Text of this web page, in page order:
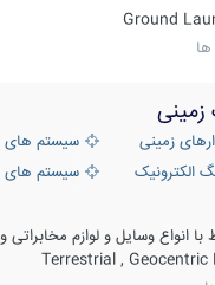
Ground
زمینی
سیستم های
سیستم های
انواع وسایل و لوازم مخابراتی و ...
Terrestrial ,